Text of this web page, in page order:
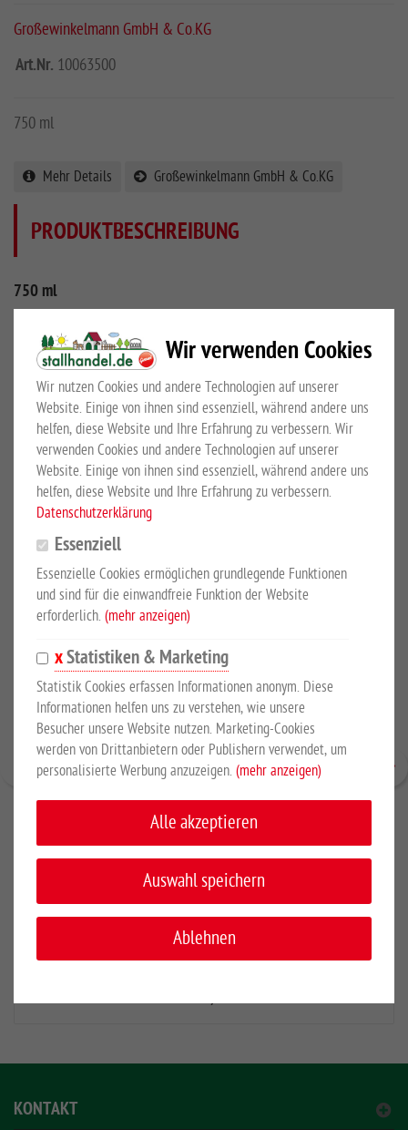
Großewinkelmann GmbH & Co.KG
Art.Nr. 10063500
750 ml
Mehr Details Großewinkelmann GmbH & Co.KG
PRODUKTBESCHREIBUNG
750 ml
Diese handliche Futterschaufel aus Aluminium verfügt über
einen geformten Griff und eine Füllmenge von 750 ml. Die
qualitative, robuste Schaufel eignet sich perfekt zum Abwiegen
von Kraftfutter und ist leicht zu reinigen.
KUNDEN KAUFTEN AUCH
EUR 7,20*
KONTAKT
Wir verwenden Cookies
Wir nutzen Cookies und andere Technologien auf unserer
Website. Einige von ihnen sind essenziell, während andere uns
helfen, diese Website und Ihre Erfahrung zu verbessern. Wir
verwenden Cookies und andere Technologien auf unserer
Website. Einige von ihnen sind essenziell, während andere uns
helfen, diese Website und Ihre Erfahrung zu verbessern.
Datenschutzerklärung
Essenziell
Essenzielle Cookies ermöglichen grundlegende Funktionen
und sind für die einwandfreie Funktion der Website
erforderlich. (mehr anzeigen)
Statistiken & Marketing
Statistik Cookies erfassen Informationen anonym. Diese
Informationen helfen uns zu verstehen, wie unsere
Besucher unsere Website nutzen. Marketing-Cookies
werden von Drittanbietern oder Publishern verwendet, um
personalisierte Werbung anzuzeigen. (mehr anzeigen)
Alle akzeptieren
Auswahl speichern
Ablehnen